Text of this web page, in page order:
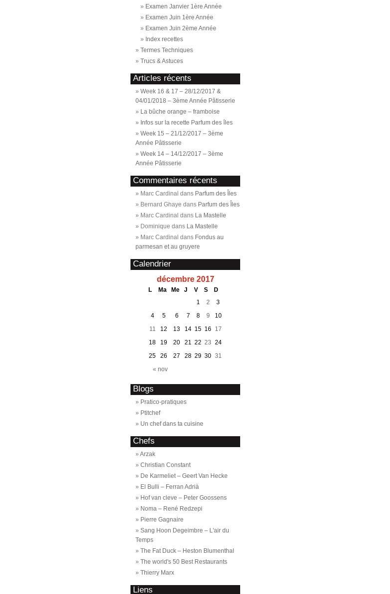
Examen Janvier 1ère Année
Examen Juin 1ère Année
Examen Juin 2ème Année
Index recettes
Termes Techniques
Trucs & Astuces
Articles récents
Week 16 & 17 – 28/12/2017 &
04/01/2018 – 3ème Année Pâtisserie
La bûche orange – framboise
Infos sur la recette Parfum des îles
Week 15 – 21/12/2017 – 3ème
Année Pâtisserie
Week 14 – 14/12/2017 – 3ème
Année Pâtisserie
Commentaires récents
Marc Cardinal dans Parfum des Îles
Bernard Ghaye dans Parfum des Îles
Marc Cardinal dans La Mastelle
Dominique dans La Mastelle
Marc Cardinal dans Fondus au
parmesan et au gruyere
Calendrier
décembre 2017
L Ma Me J V S D
« nov
1 2
3
4
5 6 7 8 9
10
11
12 13 14 15 16
17
18
19 20 21 22 23 24
25
26 27 28 29 30 31
Blogs
Pratico-pratiques
Ptitchef
Un chef dans ta cuisine
Chefs
Arzak
Christian Constant
De Karmeliet – Geert Van Hecke
El Bulli – Ferran Adrià
Hof van cleve – Peter Goossens
Noma – René Redzepi
Pierre Gagnaire
Sang Hoon Degeimbre – L'air du
Temps
The Fat Duck – Heston Blumenthal
The world's 50 Best Restaurants
Thierry Marx
Liens